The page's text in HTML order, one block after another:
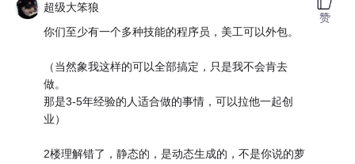
超级大笨狼
你们至少有一个多种技能的程序员，美工可以外包。
（当然象我这样的可以全部搞定，只是我不会肯去
做。
那是3-5年经验的人适合做的事情，可以拉他一起创
业）
2楼理解错了，静态的，是动态生成的，不是你说的萝
赞